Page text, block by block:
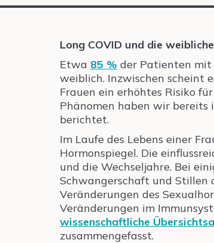
Long COVID und die
Etwa 85 % der Patienten
weiblich. Inzwischen scheint
Frauen ein erhöhtes Risiko
Phänomen haben wir bereits
berichtet.
Im Laufe des Lebens einer
Hormonspiegel. Die
und die Wechseljahre. Bei
Schwangerschaft und Stillen
Veränderungen des
Veränderungen im
wissenschaftliche
zusammengefasst.